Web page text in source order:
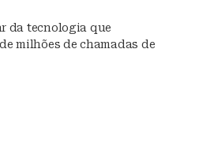
da tecnologia que
milhões de chamadas de